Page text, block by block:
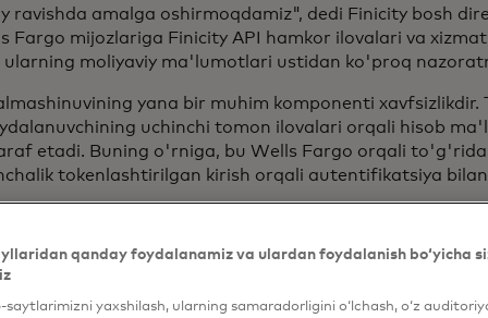
ravishda amalga oshirmoqdamiz", dedi Finicity bosh
Fargo mijozlariga Finicity API hamkor ilovalari va
moliyaviy ma'lumotlari ustidan ko'proq
yana bir muhim komponenti
uchinchi tomon ilovalari orqali hisob
etadi. Buning o'rniga, bu Wells Fargo orqali
tokenlashtirilgan kirish orqali autentifikatsiya
bilan ma'lumotlar almashish jarayonini o'rnatish
dedi Brett Pitts, Wells Fargo virtual kanallarining
moliyaviy ma'lumotlaridan qayerda va qanday
birga foydalanuvchi ma'lumotlarining maxfiyligini
qanday foydalanamiz va ulardan foydalanish bo‘yicha
saytlarimizni yaxshilash, ularning samaradorligini o‘lchash, o‘z